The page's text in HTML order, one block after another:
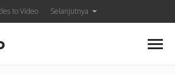
to Video Selanjutnya